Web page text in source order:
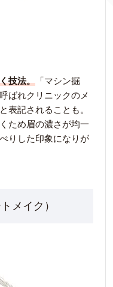
技法。 「マシン掘
ばれクリニックのメ
表記されることも。
ため眉の濃さが均一
りした印象になりが
メイク）